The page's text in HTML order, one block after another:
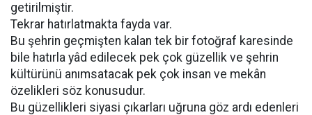
getirilmiştir.
Tekrar hatırlatmakta fayda var.
Bu şehrin geçmişten kalan tek bir fotoğraf karesinde
bile hatırla yâd edilecek pek çok güzellik ve şehrin
kültürünü anımsatacak pek çok insan ve mekân
özelikleri söz konusudur.
Bu güzellikleri siyasi çıkarları uğruna göz ardı edenleri